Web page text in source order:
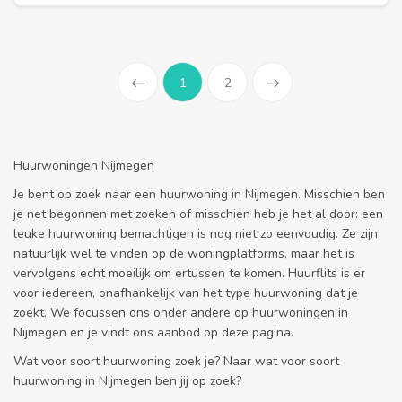
1 2
Huurwoningen Nijmegen
Je bent op zoek naar een huurwoning in Nijmegen. Misschien ben
je net begonnen met zoeken of misschien heb je het al door: een
leuke huurwoning bemachtigen is nog niet zo eenvoudig. Ze zijn
natuurlijk wel te vinden op de woningplatforms, maar het is
vervolgens echt moeilijk om ertussen te komen. Huurflits is er
voor iedereen, onafhankelijk van het type huurwoning dat je
zoekt. We focussen ons onder andere op huurwoningen in
Nijmegen en je vindt ons aanbod op deze pagina.
Wat voor soort huurwoning zoek je? Naar wat voor soort
huurwoning in Nijmegen ben jij op zoek?